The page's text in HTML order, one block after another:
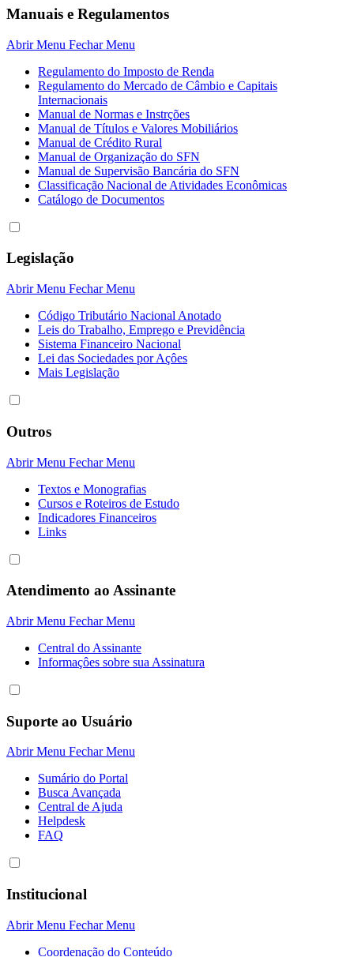
Manuais e Regulamentos
Abrir Menu Fechar Menu
Regulamento do Imposto de Renda
Regulamento do Mercado de Câmbio e Capitais
Internacionais
Manual de Normas e Instrções
Manual de Títulos e Valores Mobiliários
Manual de Crédito Rural
Manual de Organização do SFN
Manual de Supervisão Bancária do SFN
Classificação Nacional de Atividades Econômicas
Catálogo de Documentos
Legislação
Abrir Menu Fechar Menu
Código Tributário Nacional Anotado
Leis do Trabalho, Emprego e Previdência
Sistema Financeiro Nacional
Lei das Sociedades por Açôes
Mais Legislação
Outros
Abrir Menu Fechar Menu
Textos e Monografias
Cursos e Roteiros de Estudo
Indicadores Financeiros
Links
Atendimento ao Assinante
Abrir Menu Fechar Menu
Central do Assinante
Informaçôes sobre sua Assinatura
Suporte ao Usuário
Abrir Menu Fechar Menu
Sumário do Portal
Busca Avançada
Central de Ajuda
Helpdesk
FAQ
Institucional
Abrir Menu Fechar Menu
Coordenação do Conteúdo